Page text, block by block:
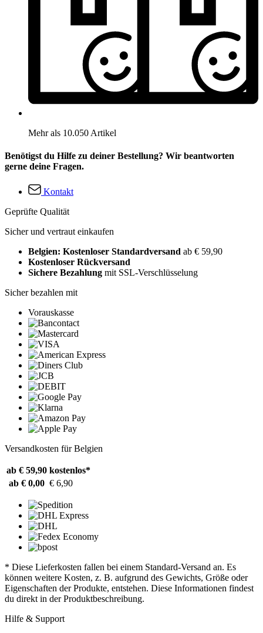
Mehr als 10.050 Artikel
Benötigst du Hilfe zu deiner Bestellung? Wir beantworten
gerne deine Fragen.
Kontakt
Geprüfte Qualität
Sicher und vertraut einkaufen
Belgien: Kostenloser Standardversand ab € 59,90
Kostenloser Rückversand
Sichere Bezahlung mit SSL-Verschlüsselung
Sicher bezahlen mit
Vorauskasse
Versandkosten für Belgien
ab € 59,90 kostenlos*
ab € 0,00 € 6,90
* Diese Lieferkosten fallen bei einem Standard-Versand an. Es
können weitere Kosten, z. B. aufgrund des Gewichts, Größe oder
Eigenschaften der Produkte, entstehen. Diese Informationen findest
du direkt in der Produktbeschreibung.
Hilfe & Support